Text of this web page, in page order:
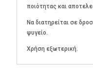
ποιότητας και
Να διατηρείται σε
ψυγείο.
Χρήση εξωτερική.